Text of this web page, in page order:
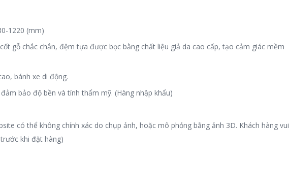
1220 (mm)
gỗ chắc chắn, đệm tựa được bọc bằng chất liệu giả da cao cấp, tạo cảm giác mềm
bánh xe di động.
bảo độ bền và tính thẩm mỹ. (Hàng nhập khẩu)
có thể không chính xác do chụp ảnh, hoặc mô phỏng bằng ảnh 3D. Khách hàng vui
khi đặt hàng)